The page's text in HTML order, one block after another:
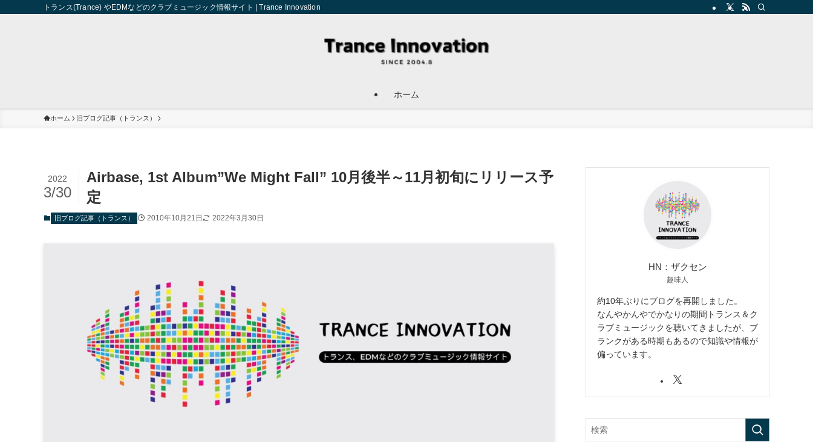
トランス(Trance) やEDMなどのクラブミュージック情報サイト | Trance Innovation
ホーム
ホーム 旧ブログ記事（トランス）
Airbase, 1st Album”We Might Fall” 10月後半～11月初旬にリリース予
定
2022
3/30
旧ブログ記事（トランス） 2010年10月21日 2022年3月30日
HN：ザクセン
趣味人
約10年ぶりにブログを再開しました。
なんやかんやでかなりの期間トランス＆ク
ラブミュージックを聴いてきましたが、ブ
ランクがある時期もあるので知識や情報が
偏っています。